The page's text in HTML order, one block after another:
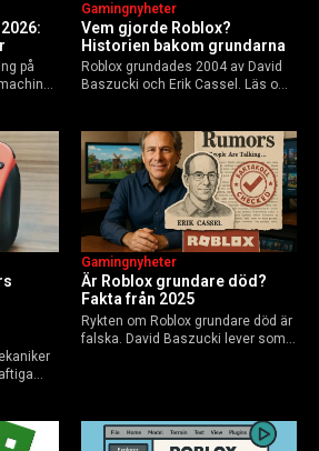
på
Vem gjorde Roblox?
Historien bakom grundarna
Gamingnyheter
Roblox grundades 2004 av David
Baszucki och Erik Cassel. Läs om
användare 2025, och vad som
händer inför 2026.
Är Roblox grundare död?
Fakta från 2025
Gamingnyheter
Rykten om Roblox grundare död är
falska. David Baszucki lever som